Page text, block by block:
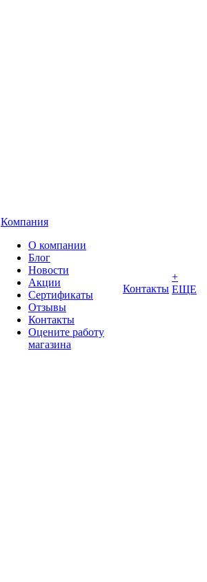
Компания
О компании
Блог
Новости
Акции
Сертификаты
Отзывы
Контакты
Оцените работу
магазина
Контакты
+
ЕЩЕ